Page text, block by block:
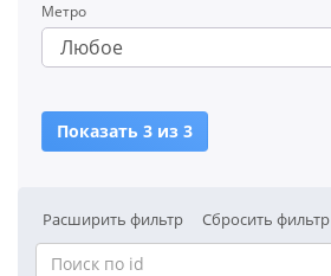
Метро
Любое
Показать 3 из 3
Расширить фильтр Сбросить фильтр